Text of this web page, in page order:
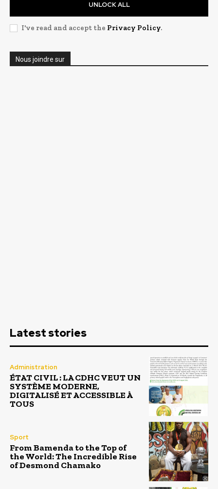
UNLOCK ALL
I've read and accept the Privacy Policy.
Nous joindre sur
Latest stories
Administration
ÉTAT CIVIL : LA CDHC VEUT UN
SYSTÈME MODERNE,
DIGITALISÉ ET ACCESSIBLE À
TOUS
Sport
From Bamenda to the Top of
the World: The Incredible Rise
of Desmond Chamako